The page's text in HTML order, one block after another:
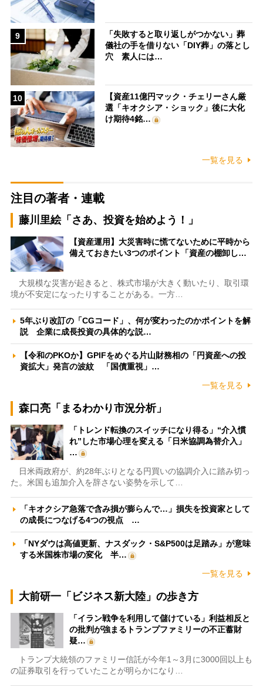
9
「失敗すると取り返しがつかない」葬
儀社の手を借りない「DIY葬」の落とし
穴 素人には…
10
【資産11億円マック・チェリーさん厳
選「キオクシア・ショック」後に大化
け期待4銘…
一覧を見る
注目の著者・連載
藤川里絵「さあ、投資を始めよう！」
【資産運用】大災害時に慌てないために平時から
備えておきたい3つのポイント「資産の棚卸し…
大規模な災害が起きると、株式市場が大きく動いたり、取引環
境が不安定になったりすることがある。一方…
5年ぶり改訂の「CGコード」、何が変わったのかポイントを解
説 企業に成長投資の具体的な説…
【令和のPKOか】GPIFをめぐる片山財務相の「円資産への投
資拡大」発言の波紋 「国債重視」…
一覧を見る
森口亮「まるわかり市況分析」
「トレンド転換のスイッチになり得る」“介入慣
れ”した市場心理を変える「日米協調為替介入」
…
日米両政府が、約28年ぶりとなる円買いの協調介入に踏み切っ
た。米国も追加介入を辞さない姿勢を示して…
「キオクシア急落で含み損が膨らんで…」損失を投資家として
の成長につなげる4つの視点 …
「NYダウは高値更新、ナスダック・S&P500は足踏み」が意味
する米国株市場の変化 半…
一覧を見る
大前研一「ビジネス新大陸」の歩き方
「イラン戦争を利用して儲けている」利益相反と
の批判が強まるトランプファミリーの不正蓄財
疑…
トランプ大統領のファミリー信託が今年1～3月に3000回以上も
の証券取引を行っていたことが明らかになり…